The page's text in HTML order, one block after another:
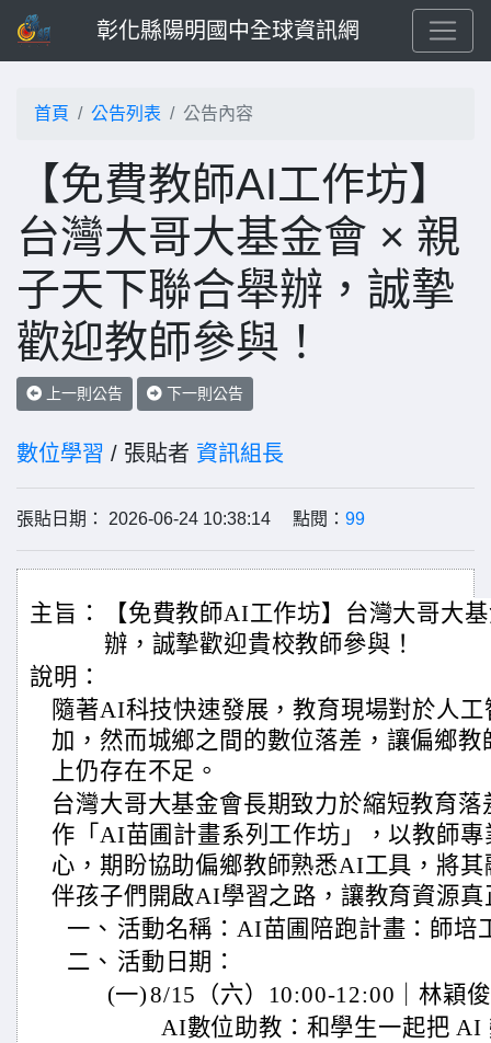
彰化縣陽明國中全球資訊網
首頁 公告列表 公告內容
【免費教師AI工作坊】
台灣大哥大基金會 × 親
子天下聯合舉辦，誠摯
歡迎教師參與！
上一則公告 下一則公告
數位學習 / 張貼者 資訊組長
張貼日期： 2026-06-24 10:38:14 點閱： 99
主旨：
【免費教師AI工作坊】台灣大哥大
辦，誠摯歡迎貴校教師參與！
說明：
隨著AI科技快速發展，教育現場對於人
加，然而城鄉之間的數位落差，讓偏鄉
上仍存在不足。
台灣大哥大基金會長期致力於縮短教育
作「AI苗圃計畫系列工作坊」，以教師
心，期盼協助偏鄉教師熟悉AI工具，將
伴孩子們開啟AI學習之路，讓教育資源真
一、 活動名稱：AI苗圃陪跑計畫：師培
二、 活動日期：
(一)8/15（六）10:00-12:00｜林穎
AI數位助教：和學生一起把 AI